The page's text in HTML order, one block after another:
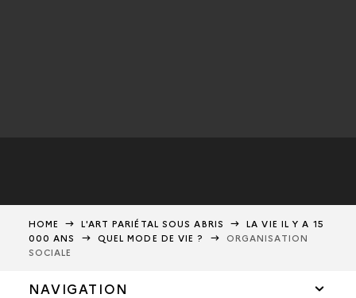
HOME L'ART PARIÉTAL SOUS ABRIS
LA VIE IL Y A 15
000 ANS
QUEL MODE DE VIE ?
ORGANISATION
SOCIALE
NAVIGATION